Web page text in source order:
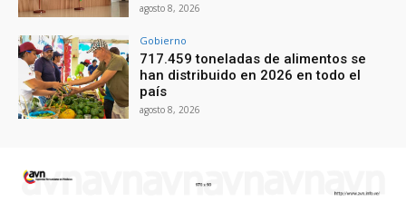
agosto 8, 2026
Gobierno
717.459 toneladas de alimentos se
han distribuido en 2026 en todo el
país
agosto 8, 2026